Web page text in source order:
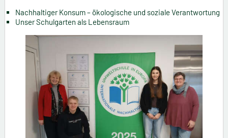
Nachhaltiger Konsum – ökologische und soziale Verantwortung
Unser Schulgarten als Lebensraum